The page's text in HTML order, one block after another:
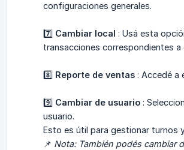
configuraciones generales.
7️⃣ Cambiar local : Usá esta
transacciones correspondientes
8️⃣ Reporte de ventas : Accedé a
9️⃣ Cambiar de usuario :
usuario.
Esto es útil para gestionar turnos
📌 Nota: También podés cambiar